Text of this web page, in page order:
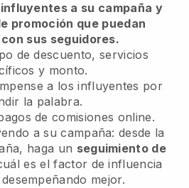
a su campaña y
promoción que puedan
sus seguidores.
de descuento, servicios
y monto.
a los influyentes por
la palabra.
de comisiones online.
a su campaña: desde la
haga un seguimiento de
es el factor de influencia
mejor.